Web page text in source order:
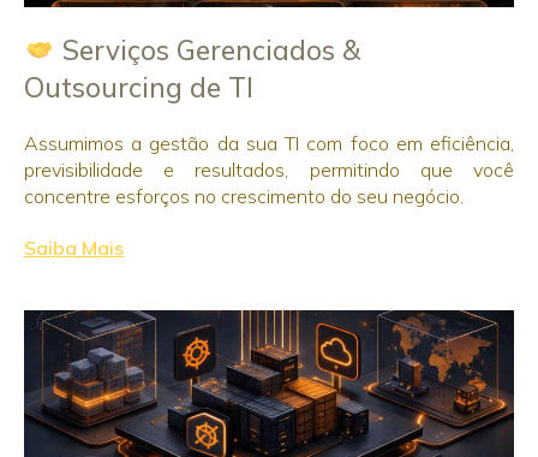
Serviços Gerenciados &
Outsourcing de TI
Assumimos a gestão da sua TI com foco em eficiência,
previsibilidade e resultados, permitindo que você
concentre esforços no crescimento do seu negócio.
Saiba Mais